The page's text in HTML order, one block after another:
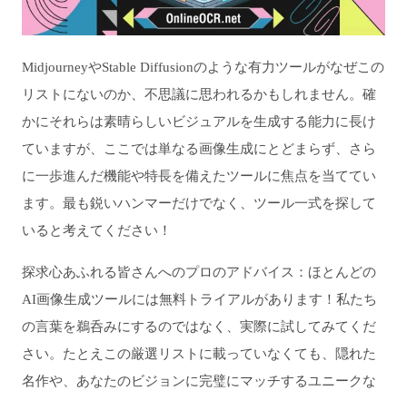
MidjourneyやStable Diffusionのような有力ツールがなぜこの
リストにないのか、不思議に思われるかもしれません。確
かにそれらは素晴らしいビジュアルを生成する能力に長け
ていますが、ここでは単なる画像生成にとどまらず、さら
に一歩進んだ機能や特長を備えたツールに焦点を当ててい
ます。最も鋭いハンマーだけでなく、ツール一式を探して
いると考えてください！
探求心あふれる皆さんへのプロのアドバイス：ほとんどの
AI画像生成ツールには無料トライアルがあります！私たち
の言葉を鵜呑みにするのではなく、実際に試してみてくだ
さい。たとえこの厳選リストに載っていなくても、隠れた
名作や、あなたのビジョンに完璧にマッチするユニークな